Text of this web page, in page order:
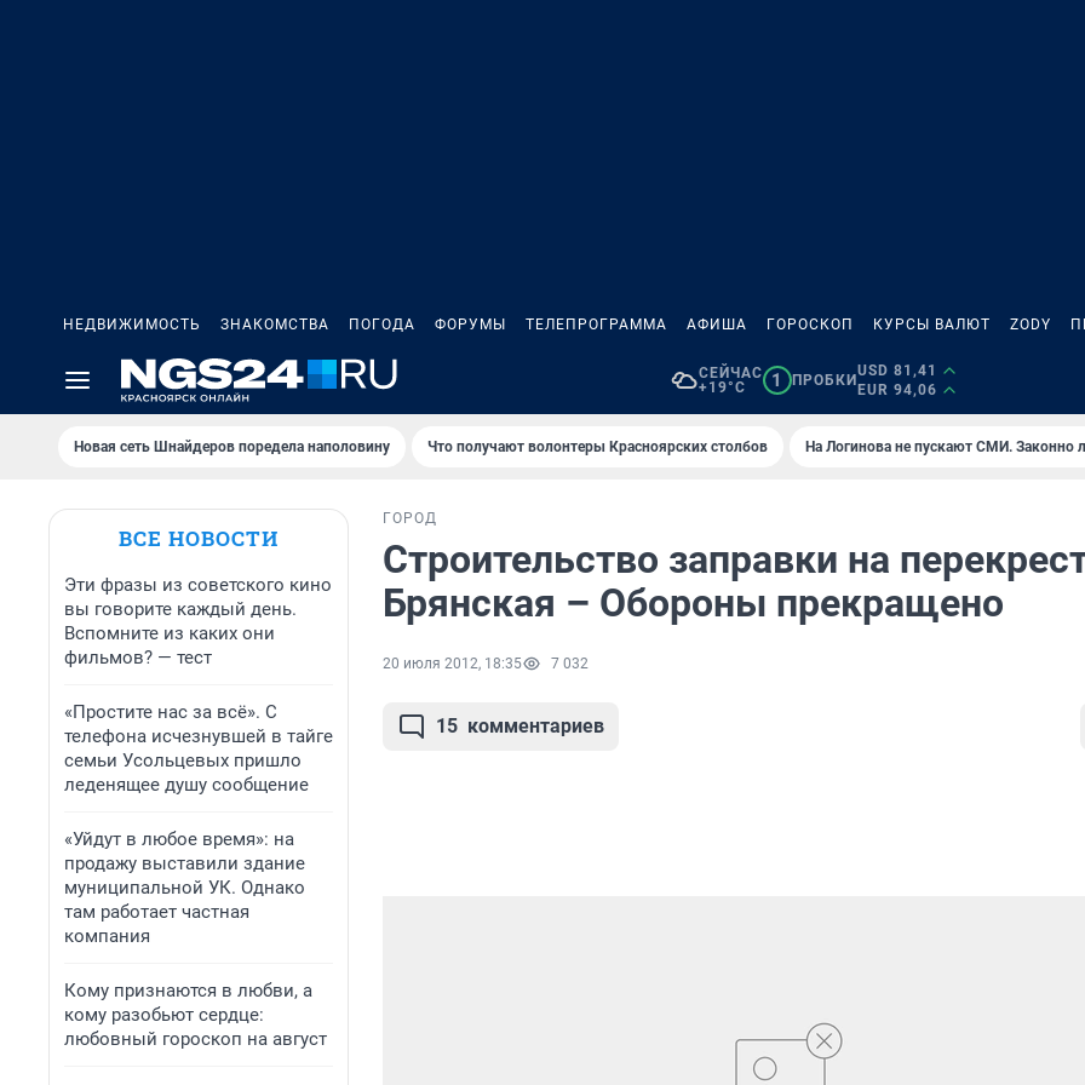
НЕДВИЖИМОСТЬ ЗНАКОМСТВА ПОГОДА ФОРУМЫ ТЕЛЕПРОГРАММА АФИША ГОРОСКОП КУРСЫ ВАЛЮТ ZODY
СЕЙЧАС
+19°C
1 ПРОБКИ
USD 81,41
EUR 94,06
Новая сеть Шнайдеров поредела наполовину Что получают волонтеры Красноярских столбов На Логинова не пускают СМИ. Законно
ВСЕ НОВОСТИ
Эти фразы из советского кино
вы говорите каждый день.
Вспомните из каких они
фильмов? — тест
«Простите нас за всё». С
телефона исчезнувшей в тайге
семьи Усольцевых пришло
леденящее душу сообщение
«Уйдут в любое время»: на
продажу выставили здание
муниципальной УК. Однако
там работает частная
компания
Кому признаются в любви, а
кому разобьют сердце:
любовный гороскоп на август
ГОРОД
Строительство заправки на
Брянская – Обороны прекращено
20 июля 2012, 18:35 7 032
15 комментариев